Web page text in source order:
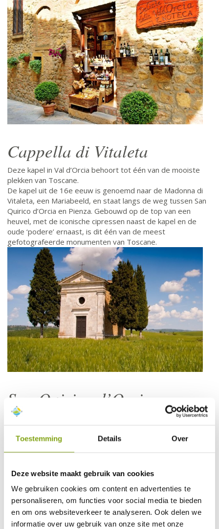
Toestemming Details Over
Deze website maakt gebruik van cookies
We gebruiken cookies om content en advertenties te
personaliseren, om functies voor social media te bieden
en om ons websiteverkeer te analyseren. Ook delen we
informatie over uw gebruik van onze site met onze
Cappella di Vitaleta
Deze kapel in Val d’Orcia behoort tot één van de mooiste
plekken van Toscane.
De kapel uit de 16e eeuw is genoemd naar de Madonna di
Vitaleta, een Mariabeeld, en staat langs de weg tussen San
Quirico d’Orcia en Pienza. Gebouwd op de top van een
heuvel, met de iconische cipressen naast de kapel en de
oude ‘podere’ ernaast, is dit één van de meest
gefotografeerde monumenten van Toscane.
San Quirico d’Orcia
San Quirico d’Orcia ligt in de Val d’Orcia, een prachtige streek
Werelderfgoedlijst van UNESCO. Het landschap heeft een
kunstenaars geïnspireerd en nog altijd is de Val d’Orcia een
geliefde streek bij fotografen en schilders.
Het charmante dorp is omgeven door een stadsmuur en
stadspoorten uit de 12e eeuw. Het middeleeuwse centrum
is bijzonder schilderachtig met geplaveide straten en stenen
fonteinen. Op het centrale plein staat de kerk van San